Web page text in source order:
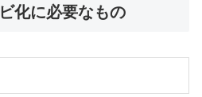
化に必要なもの